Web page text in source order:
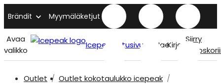
Brändit Myymäläketjut
Avaa
valikko
Icepeak etusivu HaeKirjaudu
Siirry
Outlet
Outlet kokotaulukko icepeak